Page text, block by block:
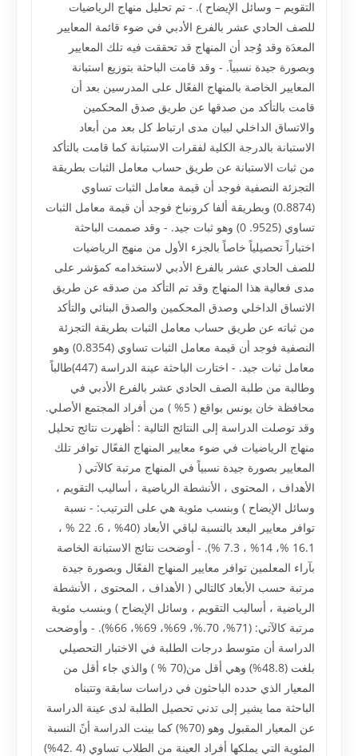
التقويم – وسائل الإيضاح ). - تم تحليل منهاج الرياضيات
للصف الحادي عشر بالفرع الأدبي في ضوء قائمة المعايير
المعدَة وقد وُجد أن المنهاج قد تحققت فيه تلك المعايير
وبصورة جيدة نسبياً. - وقد قامت الباحثة بتوزيع استبانة
المعايير الخاصة بالمنهاج الفعًال على المدرسين بعد أن
قامت بالتأكد من صدقها عن طريق صدق المحكمين
والاتساق الداخلي لبيان مدى ارتباط كل بعد من أبعاد
الاستبانة بالدرجة الكلية لفقرات الاستبانة كما قامت بالتأكد
من ثبات الاستبانة عن طريق حساب معامل الثبات بطريقة
التجزئة النصفية فوجد أن قيمة معامل الثبات تساوي
(0.8874) وبطريقة ألفا كرونباخ فوجد أن قيمة معامل الثبات
تساوي (9525. 0) وهو ثبات جيد. - وقد صممت الباحثة
اختباراً تحصيلياً خاصاً بالجزء الأول من منهج الرياضيات
للصف الحادي عشر بالفرع الأدبي لاستخدامه كمؤشر على
مدى فعالية هذا المنهاج وقد تم التأكد من صدقه عن طريق
الاتساق الداخلي وصدق المحكمين والصدق البنائي والتأكد
من ثباته عن طريق حساب معامل الثبات بطريقة التجزئة
النصفية فوجد أن قيمة معامل الثبات تساوي (0.8354) وهو
معامل ثبات جيد. - اختارت الباحثة عينة الدراسة (447)طالباً
وطالبة من طلبة الصف الحادي عشر بالفرع الأدبي في
محافظة خان يونس بواقع ( 5% ) من أفراد المجتمع الأصلي.
وقد توصلت الدراسة إلى النتائج التالية : أظهرت نتائج تحليل
منهاج الرياضيات في ضوء معايير المنهاج الفعًال توافر تلك
المعايير بصورة جيدة نسبياً في المنهاج مرتبة كالآتي (
الأهداف ، المحتوى ، الأنشطة الرياضية ، أساليب التقويم ،
وسائل الإيضاح ) وبنسب مئوية هي على الترتيب: - نسبة
توافر معايير البعد بالنسبة لباقي الأبعاد (40% ، 6. 22 % ،
16.1 %، 14% ، 7.3 %). - أوضحت نتائج الاستبانة الخاصة
بآراء المعلمين توافر معايير المنهاج الفعًال وبصورة جيدة
مرتبة حسب الأبعاد كالتالي ( الأهداف ، المحتوى ، الأنشطة
الرياضية ، أساليب التقويم ، وسائل الإيضاح ) وبنسب مئوية
مرتبة كالآتي: (71%، 70.%، 69%، 69%، 66%). - وأوضحت
الدراسة أن متوسط درجات الطلبة في الاختبار التحصيلي
بلغت (48.8%) وهي أقل من(70 % ) والذي جاء أقل من
المعيار الذي حدده الباحثون في دراسات سابقة وتتبناه
الباحثة مما يشير إلى تدني تحصيل الطلبة لدى عينة الدراسة
عن المعيار المقبول وهو (70%) كما بينت الدراسة أنً النسبة
المئوية التي يملكها أفراد العينة من الطلاب تساوي (4 .42%)